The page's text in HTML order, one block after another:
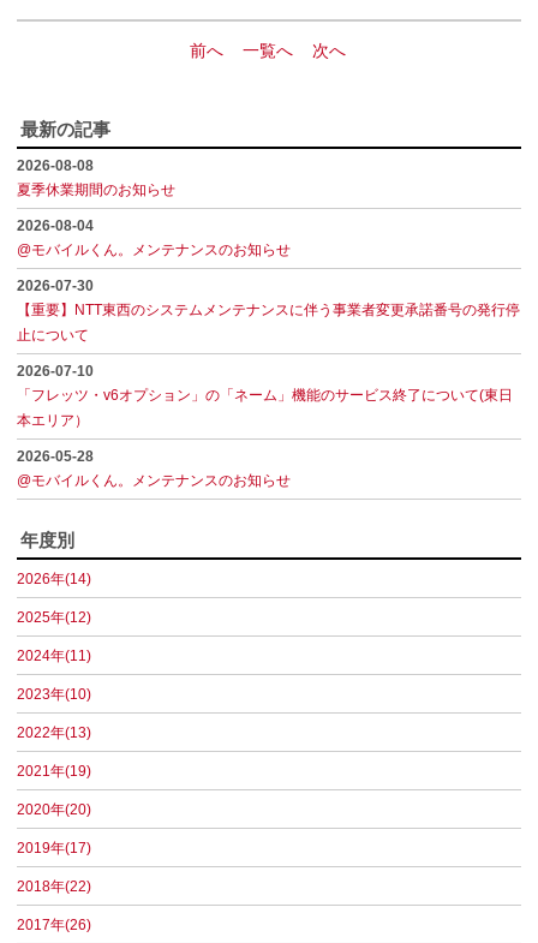
前へ 一覧へ 次へ
最新の記事
2026-08-08
夏季休業期間のお知らせ
2026-08-04
@モバイルくん。メンテナンスのお知らせ
2026-07-30
【重要】NTT東西のシステムメンテナンスに伴う事業者変更承諾番号の発行停
止について
2026-07-10
「フレッツ・v6オプション」の「ネーム」機能のサービス終了について(東日
本エリア）
2026-05-28
@モバイルくん。メンテナンスのお知らせ
年度別
2026年(14)
2025年(12)
2024年(11)
2023年(10)
2022年(13)
2021年(19)
2020年(20)
2019年(17)
2018年(22)
2017年(26)